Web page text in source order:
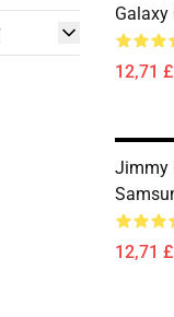
Galaxy
12,71
Jimmy
12,71